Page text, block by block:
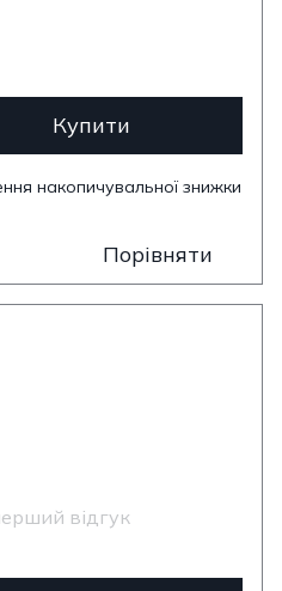
Купити
накопичувальної знижки
Порівняти
відгук